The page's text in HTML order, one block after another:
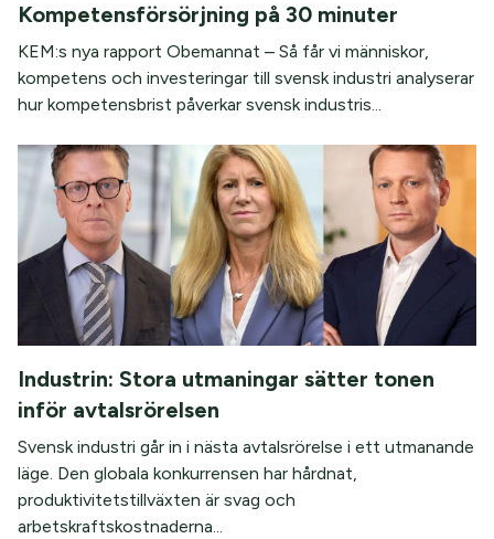
Kompetensförsörjning på 30 minuter
KEM:s nya rapport Obemannat – Så får vi människor,
kompetens och investeringar till svensk industri analyserar
hur kompetensbrist påverkar svensk industris...
Industrin: Stora utmaningar sätter tonen
inför avtalsrörelsen
Svensk industri går in i nästa avtalsrörelse i ett utmanande
läge. Den globala konkurrensen har hårdnat,
produktivitetstillväxten är svag och
arbetskraftskostnaderna...